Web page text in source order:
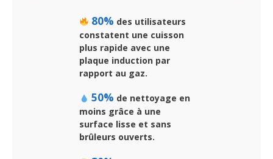
80% des utilisateurs
constatent une cuisson
plus rapide avec une
plaque induction par
rapport au gaz.
50% de nettoyage en
moins grâce à une
surface lisse et sans
brûleurs ouverts.